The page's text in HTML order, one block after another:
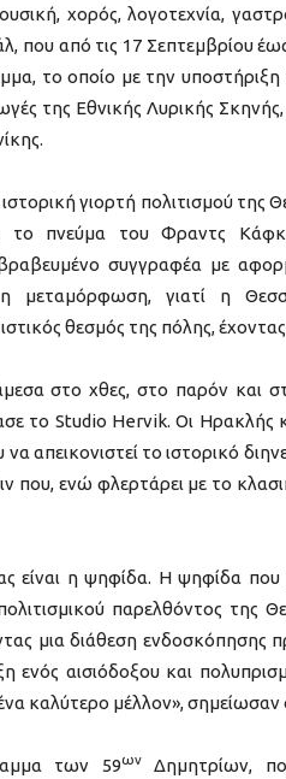
χορός, λογοτεχνία,
που από τις 17 Σεπτεμβρίου
το οποίο με την υποστήριξη
της Εθνικής Λυρικής
γιορτή πολιτισμού της
το πνεύμα του Φραντς
συγγραφέα με
η μεταμόρφωση, γιατί η
θεσμός της πόλης,
στο χθες, στο παρόν και
το Studio Hervik. Οι Ηρακλής
απεικονιστεί το ιστορικό
που, ενώ φλερτάρει με το
είναι η ψηφίδα. Η ψηφίδα
παρελθόντος της
μια διάθεση ενδοσκόπησης
ενός αισιόδοξου και
καλύτερο μέλλον»,
των 59ωνΔημητρίων,